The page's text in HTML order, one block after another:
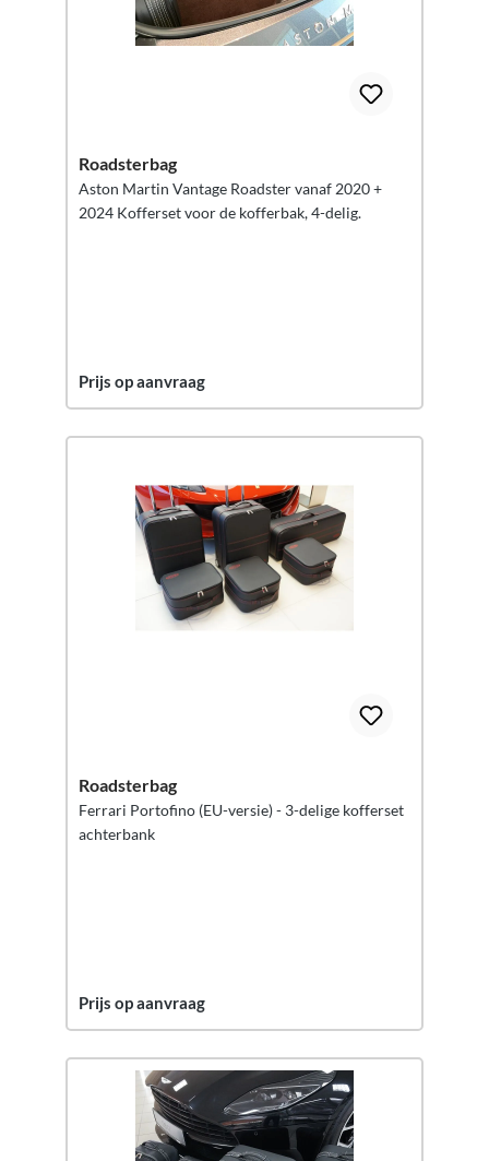
Roadsterbag
Aston Martin Vantage Roadster vanaf 2020 +
2024 Kofferset voor de kofferbak, 4-delig.
Prijs op aanvraag
Roadsterbag
Ferrari Portofino (EU-versie) - 3-delige kofferset
achterbank
Prijs op aanvraag